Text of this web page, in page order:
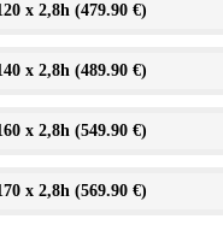
x 2,8h (479.90 €)
x 2,8h (489.90 €)
x 2,8h (549.90 €)
x 2,8h (569.90 €)